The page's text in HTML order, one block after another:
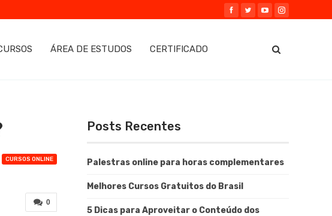
ÁREA DE ESTUDOS CERTIFICADO
CURSOS ONLINE
0
Posts Recentes
Palestras online para horas complementares
Melhores Cursos Gratuitos do Brasil
5 Dicas para Aproveitar o Conteúdo dos